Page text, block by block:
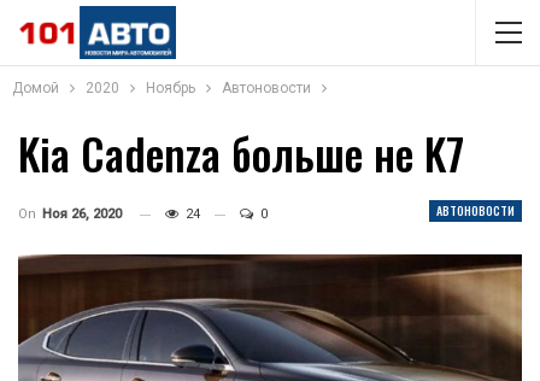
Домой 2020 Ноябрь Автоновости
Kia Cadenza больше не K7
АВТОНОВОСТИ
On Ноя 26, 2020 24 0